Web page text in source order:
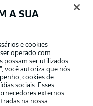
A SUA
e cookies
operado com
possam ser utilizados.
você autoriza que nós
cookies de
sociais. Esses
externos .
na nossa